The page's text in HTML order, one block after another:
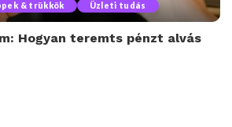
& trükkök Üzleti tudás
Hogyan teremts pénzt alvás